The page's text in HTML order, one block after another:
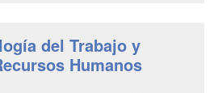
del Trabajo y
Humanos